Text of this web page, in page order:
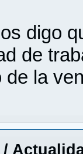
digo
de
de la
/